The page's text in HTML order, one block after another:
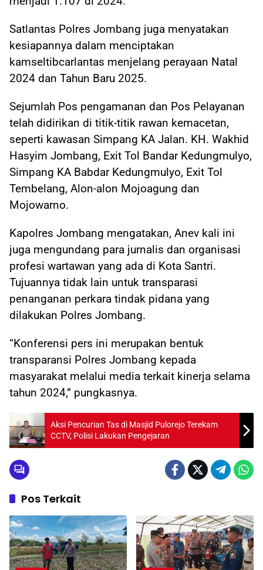
Satlantas Polres Jombang juga menyatakan
kesiapannya dalam menciptakan
kamseltibcarlantas menjelang perayaan Natal
2024 dan Tahun Baru 2025.
Sejumlah Pos pengamanan dan Pos Pelayanan
telah didirikan di titik-titik rawan kemacetan,
seperti kawasan Simpang KA Jalan. KH. Wakhid
Hasyim Jombang, Exit Tol Bandar Kedungmulyo,
Simpang KA Babdar Kedungmulyo, Exit Tol
Tembelang, Alon-alon Mojoagung dan
Mojowarno.
Kapolres Jombang mengatakan, Anev kali ini
juga mengundang para jurnalis dan organisasi
profesi wartawan yang ada di Kota Santri.
Tujuannya tidak lain untuk transparasi
penanganan perkara tindak pidana yang
dilakukan Polres Jombang.
“Konferensi pers ini merupakan bentuk
transparansi Polres Jombang kepada
masyarakat melalui media terkait kinerja selama
tahun 2024,” pungkasnya.
Aksi Pencurian Tas di Masjid Pulorejo Terekam
CCTV, Polisi Lakukan Pengejaran
Pos Terkait